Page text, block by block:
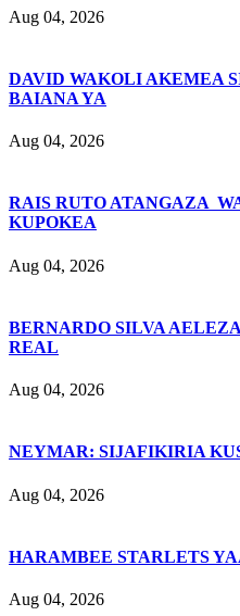
Aug 04, 2026
DAVID WAKOLI AKEMEA
BAIANA YA
Aug 04, 2026
RAIS RUTO ATANGAZA
KUPOKEA
Aug 04, 2026
BERNARDO SILVA
REAL
Aug 04, 2026
NEYMAR: SIJAFIKIRIA
Aug 04, 2026
HARAMBEE STARLETS
Aug 04, 2026